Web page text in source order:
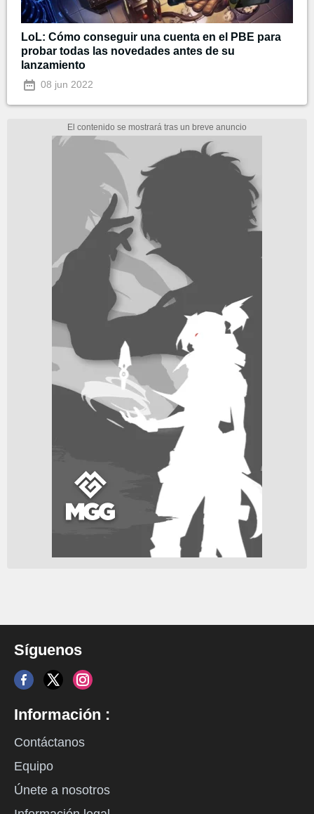
LoL: Cómo conseguir una cuenta en el PBE para
probar todas las novedades antes de su
lanzamiento
08 jun 2022
Síguenos
Información :
Contáctanos
Equipo
Únete a nosotros